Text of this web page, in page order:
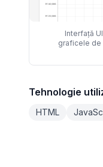
Interfață
graficele de
Tehnologie
HTML